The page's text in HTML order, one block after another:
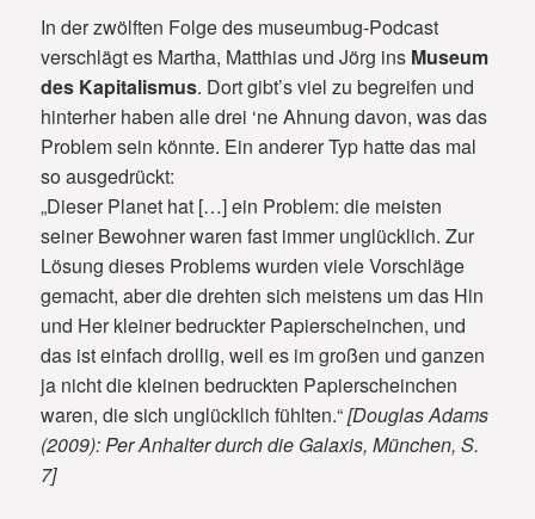
In der zwölften Folge des museumbug-Podcast
verschlägt es Martha, Matthias und Jörg ins Museum
des Kapitalismus. Dort gibt’s viel zu begreifen und
hinterher haben alle drei ‘ne Ahnung davon, was das
Problem sein könnte. Ein anderer Typ hatte das mal
so ausgedrückt:
„Dieser Planet hat […] ein Problem: die meisten
seiner Bewohner waren fast immer unglücklich. Zur
Lösung dieses Problems wurden viele Vorschläge
gemacht, aber die drehten sich meistens um das Hin
und Her kleiner bedruckter Papierscheinchen, und
das ist einfach drollig, weil es im großen und ganzen
ja nicht die kleinen bedruckten Papierscheinchen
waren, die sich unglücklich fühlten.“[Douglas Adams
(2009): Per Anhalter durch die Galaxis, München, S.
7]